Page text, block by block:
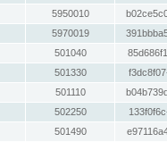
5950010
5970019
501040
501330
501110
502250
501490